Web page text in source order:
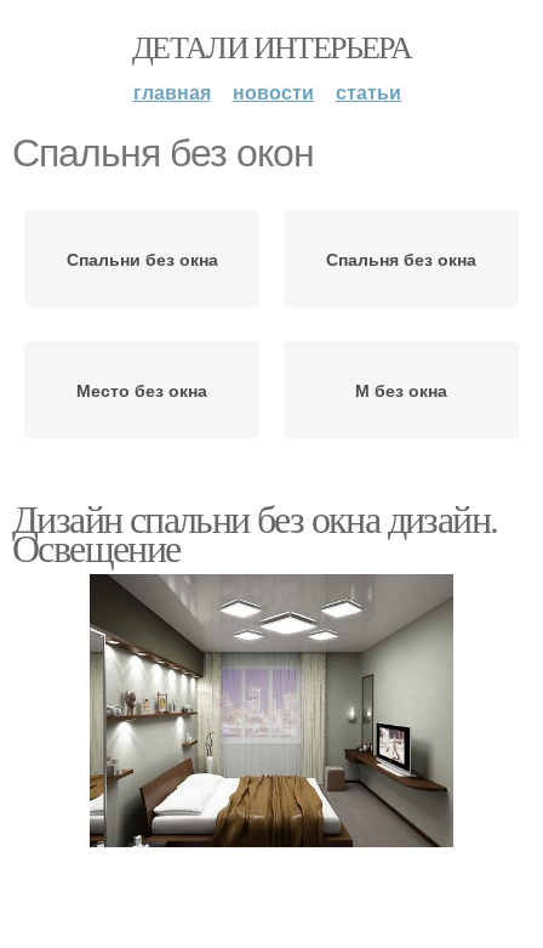
ДЕТАЛИ ИНТЕРЬЕРА
главная новости статьи
Спальня без окон
Спальни без окна Спальня без окна
Место без окна М без окна
Дизайн спальни без окна дизайн.
Освещение